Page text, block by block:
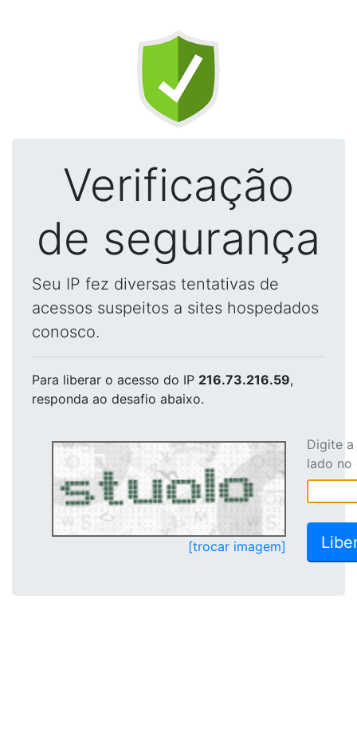
Verificação
de segurança
Seu IP fez diversas tentativas de
acessos suspeitos a sites hospedados
conosco.
Para liberar o acesso do IP 216.73.216.59,
responda ao desafio abaixo.
[trocar imagem]
Digite
lado no